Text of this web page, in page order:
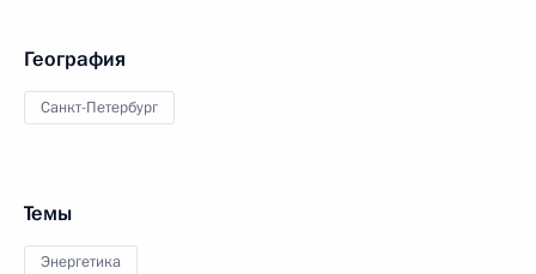
География
Санкт-Петербург
Темы
Энергетика